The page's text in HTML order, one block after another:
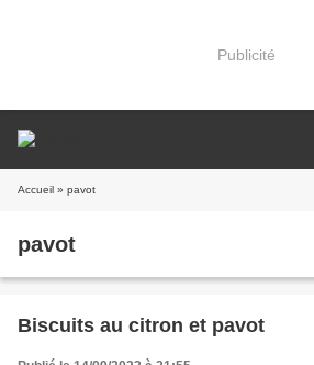
Publicité
Accueil » pavot
pavot
Biscuits au citron et pavot